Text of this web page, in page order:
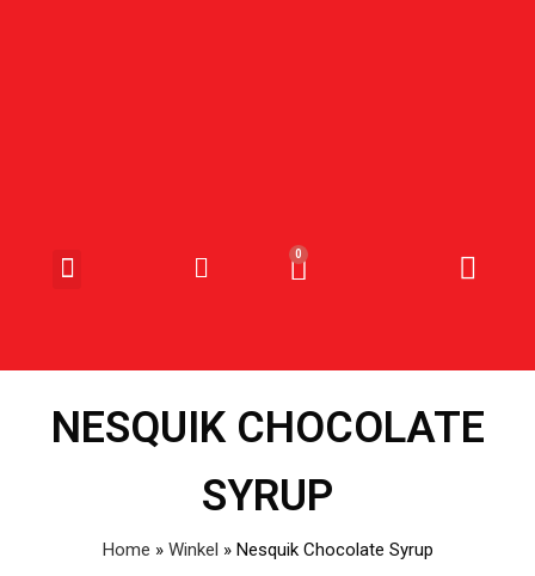
NESQUIK CHOCOLATE
SYRUP
Home » Winkel » Nesquik Chocolate Syrup